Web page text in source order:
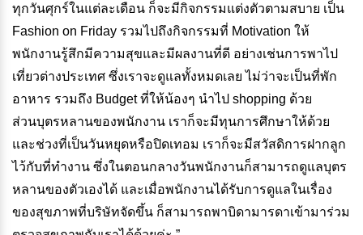
ทุกวันศุกร์ในแต่ละเดือน ก็จะมีกิจกรรมแต่งตัวตามสบาย เป็น
Fashion on Friday รวมไปถึงกิจกรรมที่ Motivation ให้
พนักงานรู้สึกมีความสุขและมีผลงานที่ดี อย่างเช่นการพาไป
เที่ยวต่างประเทศ ซึ่งเราจะดูแลทั้งหมดเลย ไม่ว่าจะเป็นที่พัก
อาหาร รวมถึง Budget ที่ให้น้องๆ นำไป shopping ด้วย
ส่วนบุตรหลานของพนักงาน เราก็จะมีทุนการศึกษาให้ด้วย
และช่วงที่เป็นวันหยุดหรือปิดเทอม เราก็จะมีสวัสดิการฝากลูก
ไว้กับที่ทำงาน ซึ่งในตอนกลางวันพนักงานก็สามารถดูแลบุตร
หลานของตัวเองได้ และเมื่อพนักงานได้รับการดูแลในเรื่อง
ของสุขภาพที่บริษัทจัดขึ้น ก็สามารถพาบิดามารดาเข้ามาร่วม